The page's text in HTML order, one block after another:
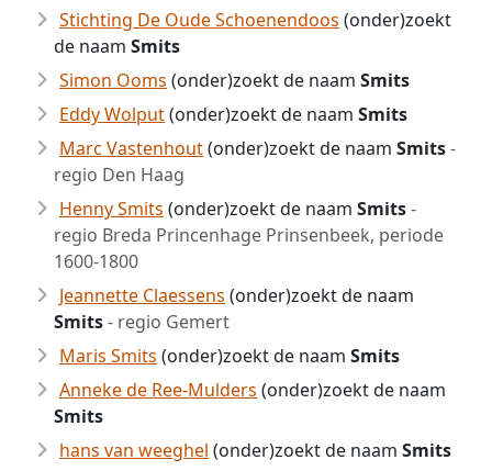
Stichting De Oude Schoenendoos (onder)zoekt
de naam Smits
Simon Ooms (onder)zoekt de naam Smits
Eddy Wolput(onder)zoekt de naam Smits
Marc Vastenhout(onder)zoekt de naam Smits-
regio Den Haag
Henny Smits (onder)zoekt de naam Smits-
regio Breda Princenhage Prinsenbeek, periode
1600-1800
Jeannette Claessens (onder)zoekt de naam
Smits- regio Gemert
Maris Smits (onder)zoekt de naam Smits
Anneke de Ree-Mulders (onder)zoekt de naam
Smits
hans van weeghel (onder)zoekt de naam Smits